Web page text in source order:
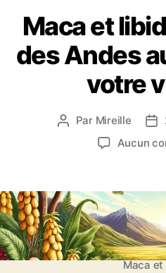
e
n
f
a
i
t
s
d
e
c
a
t
é
g
o
r
i
s
Maca et
des Andes
votre
A
r
d
e
l
’
Par Mireille
D
’
a
r
Aucun
Maca et